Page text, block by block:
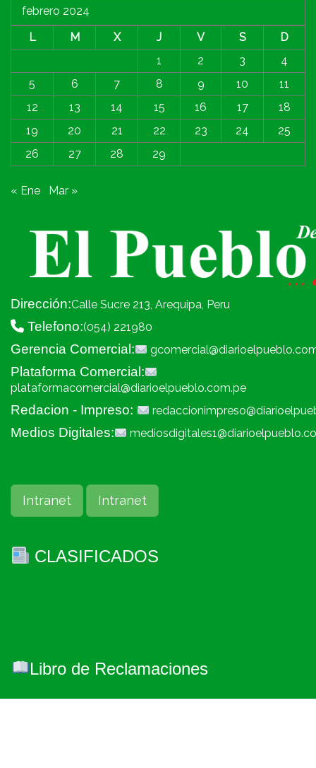
febrero 2024
L
M X J V S
D
1
2 3
4
5
6 7 8 9 10
11
12
13 14 15 16 17
18
19
20 21 22 23 24
25
26
27 28 29
« Ene Mar »
Dirección:Calle Sucre 213, Arequipa, Peru
Telefono:(054) 221980
Gerencia Comercial:
Plataforma Comercial:
plataformacomercial@diarioelpueblo.com.pe
Redacion - Impreso:
Medios Digitales:
Intranet Intranet
CLASIFICADOS
Libro de Reclamaciones